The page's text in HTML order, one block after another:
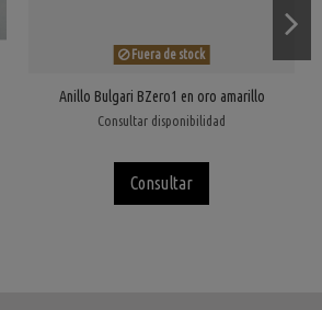
Fuera de stock
Anillo Bulgari BZero1 en oro amarillo
Consultar disponibilidad
Consultar